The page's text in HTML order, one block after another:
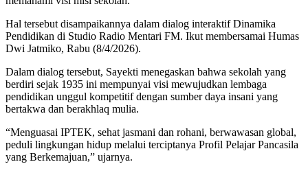
Hal tersebut disampaikannya dalam dialog interaktif Dinamika
Pendidikan di Studio Radio Mentari FM. Ikut membersamai Humas
Dwi Jatmiko, Rabu (8/4/2026).
Dalam dialog tersebut, Sayekti menegaskan bahwa sekolah yang
berdiri sejak 1935 ini mempunyai visi mewujudkan lembaga
pendidikan unggul kompetitif dengan sumber daya insani yang
bertakwa dan berakhlaq mulia.
“Menguasai IPTEK, sehat jasmani dan rohani, berwawasan global,
peduli lingkungan hidup melalui terciptanya Profil Pelajar Pancasila
yang Berkemajuan,” ujarnya.